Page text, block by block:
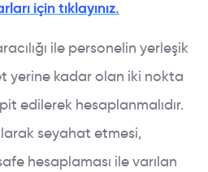
için tıklayınız.
ile personelin yerleşik
yerine kadar olan iki nokta
edilerek hesaplanmalıdır.
seyahat etmesi,
hesaplaması ile varılan